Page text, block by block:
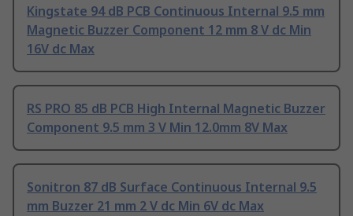
Kingstate 94 dB PCB Continuous Internal 9.5 mm
Magnetic Buzzer Component 12 mm 8 V dc Min
16V dc Max
RS PRO 85 dB PCB High Internal Magnetic Buzzer
Component 9.5 mm 3 V Min 12.0mm 8V Max
Sonitron 87 dB Surface Continuous Internal 9.5
mm Buzzer 21 mm 2 V dc Min 6V dc Max